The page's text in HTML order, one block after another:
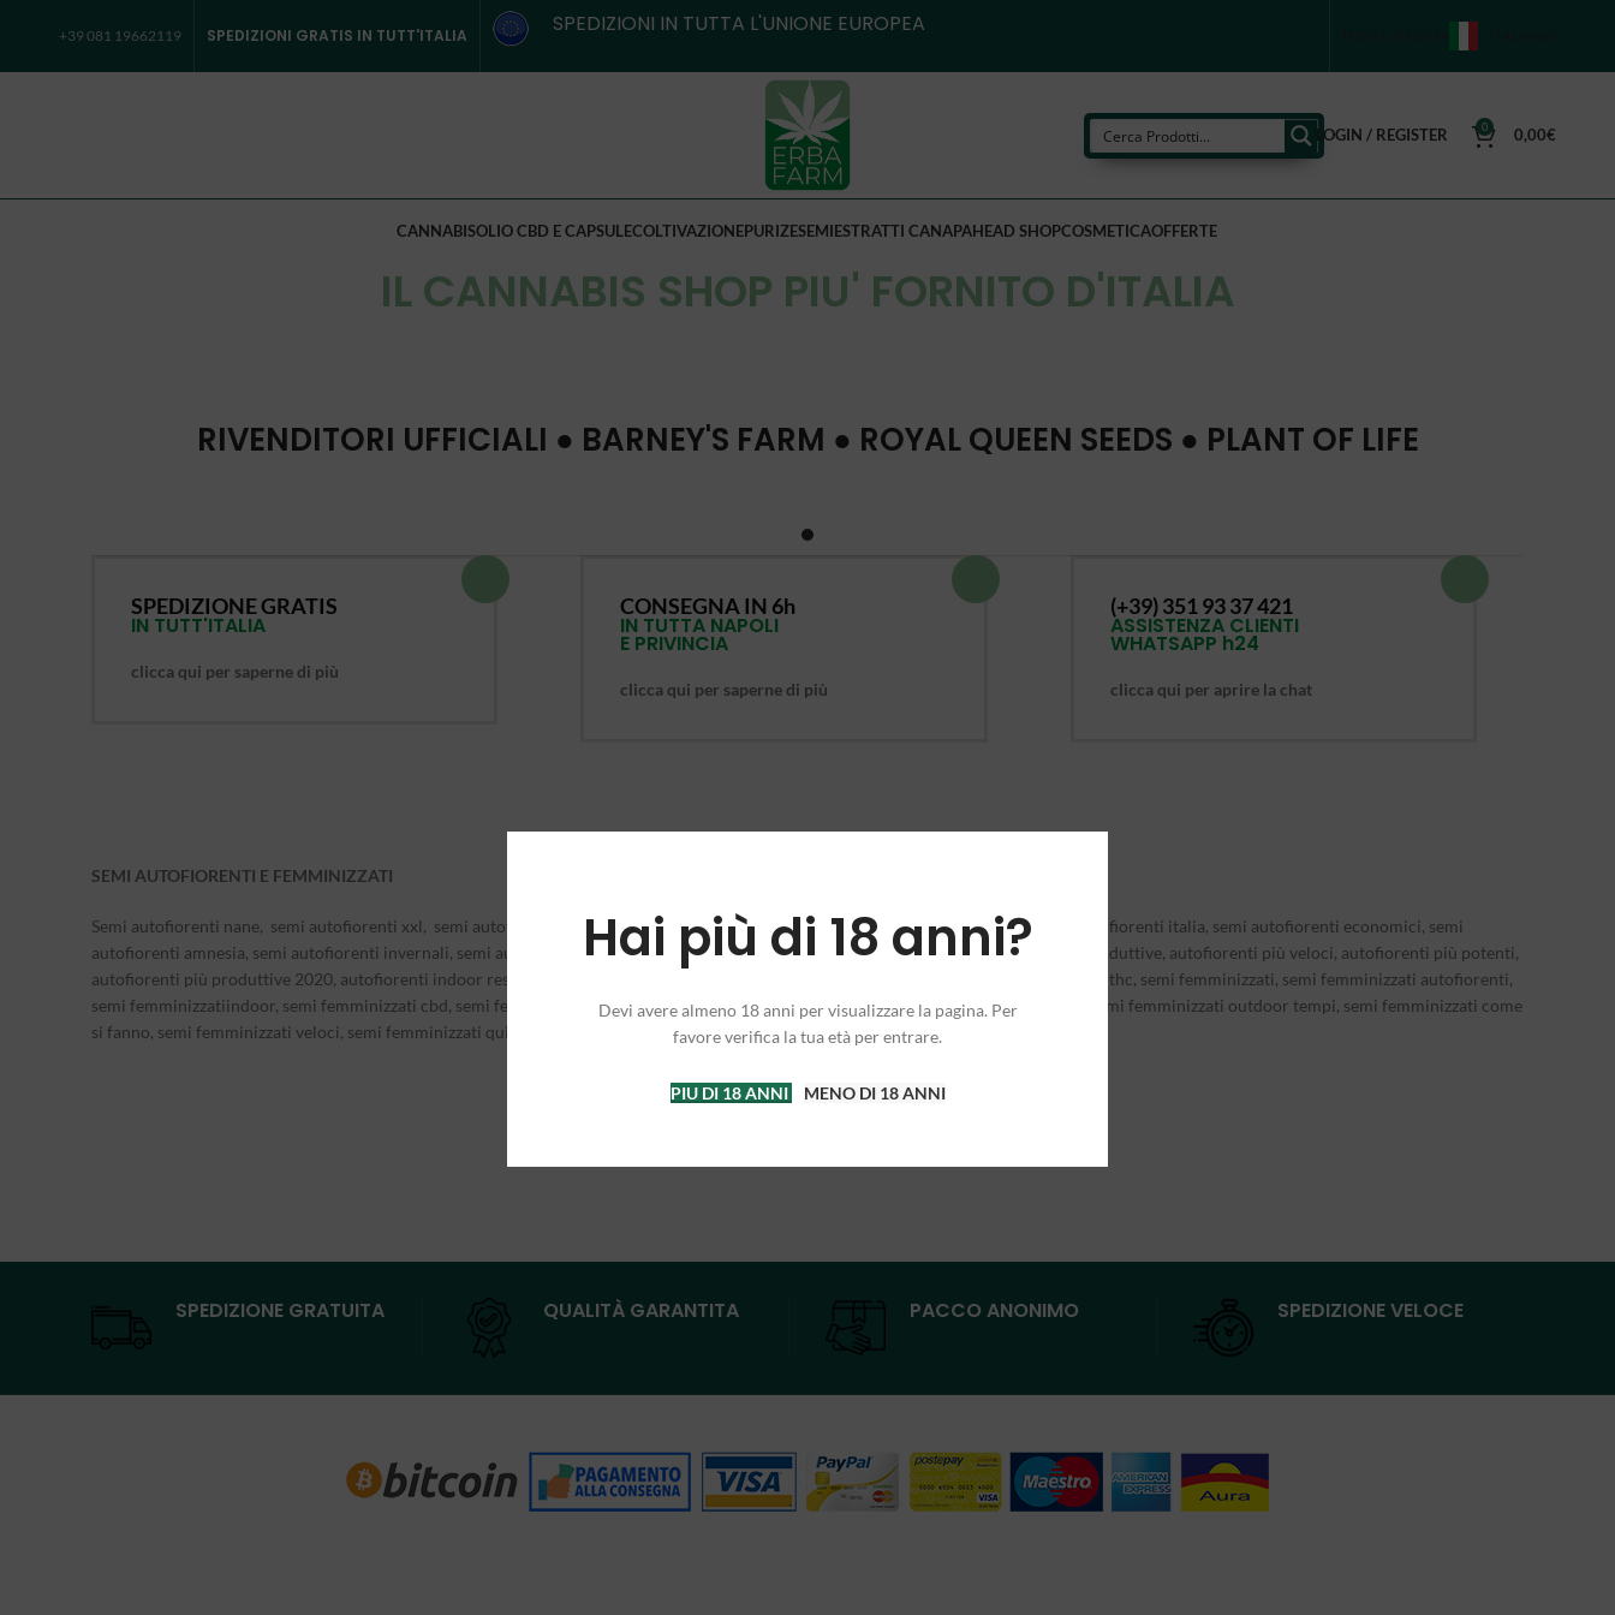
Hai più di 18 anni?
Devi avere almeno 18 anni per visualizzare la pagina. Per
favore verifica la tua età per entrare.
PIU DI 18 ANNI MENO DI 18 ANNI
+39 081 19662119 SPEDIZIONI GRATIS IN TUTT'ITALIA SPEDIZIONI IN TUTTA L'UNIONE EUROPEA
LOGIN / REGISTER 0 0,00€
CANNABISOLIO CBD E CAPSULECOLTIVAZIONEPURIZESEMIESTRATTI CANAPAHEAD SHOPCOSMETICAOFFERTE
IL CANNABIS SHOP PIU' FORNITO D'ITALIA
RIVENDITORI UFFICIALI ● BARNEY'S FARM ● ROYAL QUEEN SEEDS ● PLANT OF LIFE
SPEDIZIONE GRATIS
IN TUTT'ITALIA
clicca qui per saperne di più
CONSEGNA IN 6h
IN TUTTA NAPOLI
E PRIVINCIA
clicca qui per saperne di più
(+39) 351 93 37 421
ASSISTENZA CLIENTI
WHATSAPP h24
clicca qui per aprire la chat
SEMI AUTOFIORENTI E FEMMINIZZATI
Semi autofiorenti nane, semi autofiorenti xxl, semi autofiorentiveloci, semi autofiorenti, 2 mesi, semi autofiorenti femminizzati, semi autofiorenti italia, semi autofiorenti economici, semi
autofiorenti amnesia, semi autofiorenti invernali, semi autofiorenti migliori, autofiorenti indoor, autofiorenti outdoor, autofiorenti più produttive, autofiorenti più veloci, autofiorenti più potenti,
autofiorenti più produttive 2020, autofiorenti indoor resa, autofiorenti xxl, autofiorenti temperatura minima, autofiorenti poca luce, semi thc, semi femminizzati, semi femminizzati autofiorenti,
semi femminizzatiindoor, semi femminizzati cbd, semi femminizzati xxl, semi femminizzatisignificato, semi femminizzati più produttivi, semi femminizzati outdoor tempi, semi femminizzati come
si fanno, semi femminizzati veloci, semi femminizzati quick
SPEDIZIONE GRATUITA QUALITÀ GARANTITA PACCO ANONIMO SPEDIZIONE VELOCE